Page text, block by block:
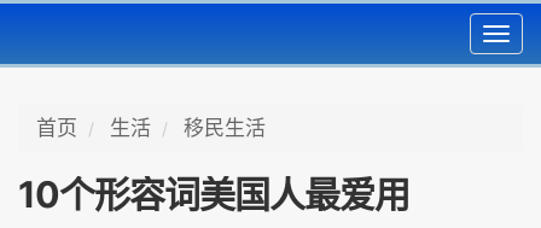
首页 生活 移民生活
10个形容词美国人最爱用